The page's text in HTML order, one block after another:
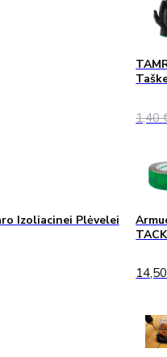
1,40
Izoliacinei Plėvelei
TACK